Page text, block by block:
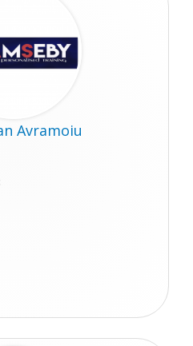
Avramoiu